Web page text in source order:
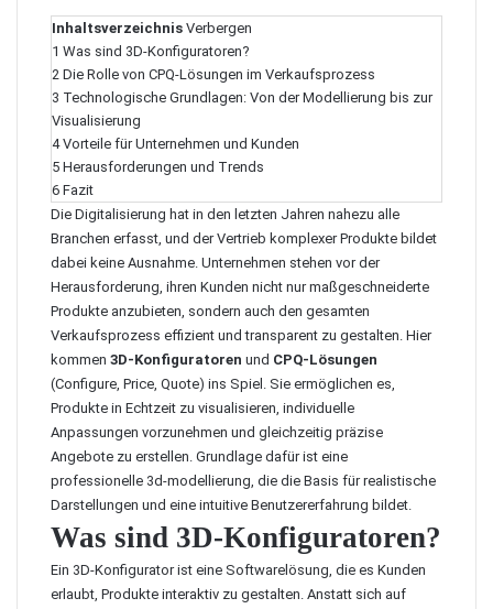
Inhaltsverzeichnis Verbergen
1 Was sind 3D-Konfiguratoren?
2 Die Rolle von CPQ-Lösungen im Verkaufsprozess
3 Technologische Grundlagen: Von der Modellierung bis zur
Visualisierung
4 Vorteile für Unternehmen und Kunden
5 Herausforderungen und Trends
6 Fazit
Die Digitalisierung hat in den letzten Jahren nahezu alle
Branchen erfasst, und der Vertrieb komplexer Produkte bildet
dabei keine Ausnahme. Unternehmen stehen vor der
Herausforderung, ihren Kunden nicht nur maßgeschneiderte
Produkte anzubieten, sondern auch den gesamten
Verkaufsprozess effizient und transparent zu gestalten. Hier
kommen 3D-Konfiguratoren und CPQ-Lösungen
(Configure, Price, Quote) ins Spiel. Sie ermöglichen es,
Produkte in Echtzeit zu visualisieren, individuelle
Anpassungen vorzunehmen und gleichzeitig präzise
Angebote zu erstellen. Grundlage dafür ist eine
professionelle 3d-modellierung, die die Basis für realistische
Darstellungen und eine intuitive Benutzererfahrung bildet.
Was sind 3D-Konfiguratoren?
Ein 3D-Konfigurator ist eine Softwarelösung, die es Kunden
erlaubt, Produkte interaktiv zu gestalten. Anstatt sich auf